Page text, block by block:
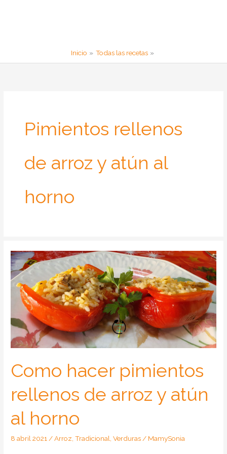
Inicio Todas las recetas
Pimientos rellenos
de arroz y atún al
horno
Como hacer pimientos
rellenos de arroz y atún
al horno
8 abril 2021/Arroz,Tradicional,Verduras/ MamySonia